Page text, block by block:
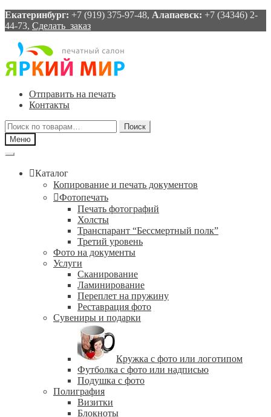
Екатеринбург: +7 (919) 375-97-48, Алапаевск: +7 (34346) 2-
44-73, Сделать заказ
Перейти
навигации
Перейти
содержимому
Отправить на печать
Контакты
Искать:
Поиск
Меню
Каталог
Копирование и печать документов
Фотопечать
Печать фотографий
Холсты
Транспарант “Бессмертный полк”
Третий уровень
Фото на документы
Услуги
Сканирование
Ламинирование
Переплет на пружину
Реставрация фото
Сувениры и подарки
Кружка с фото или логотипом
Футболка с фото или надписью
Подушка с фото
Полиграфия
Визитки
Блокноты